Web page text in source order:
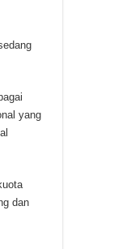
yang
dan